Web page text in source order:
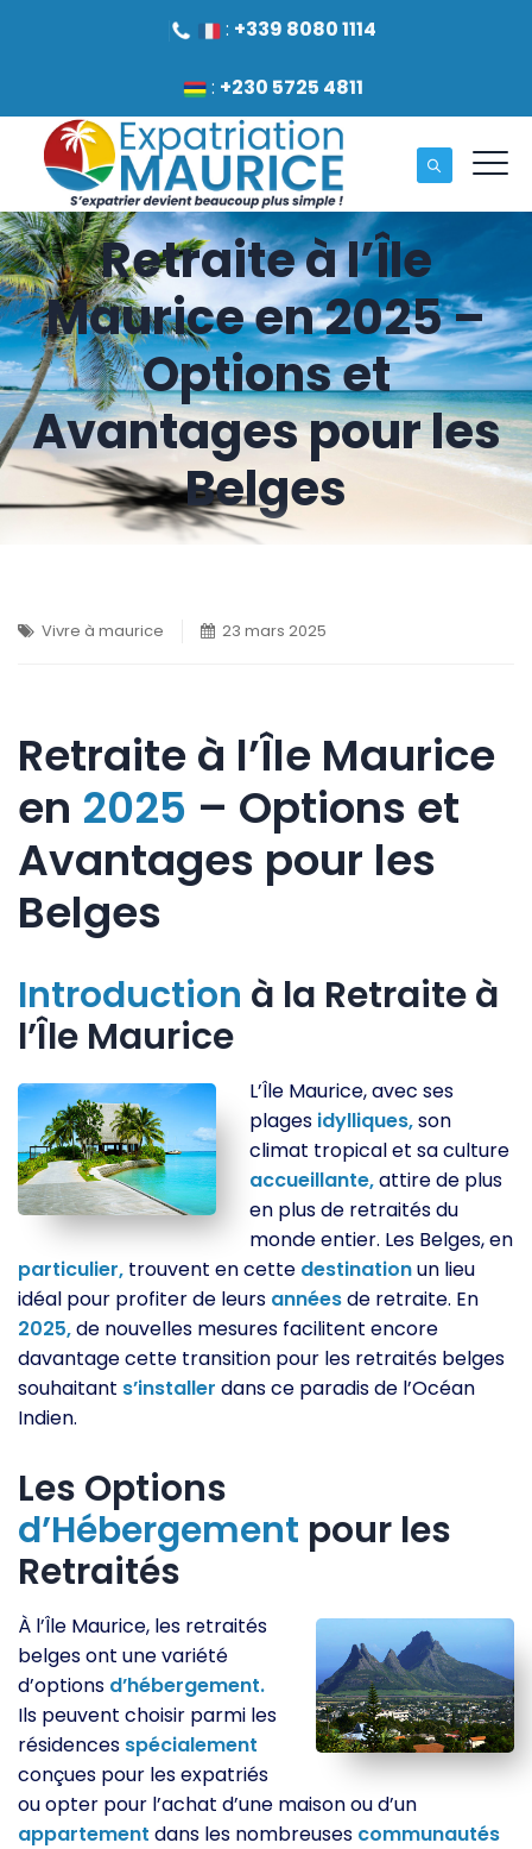
: +339 8080 1114
: +230 5725 4811
Retraite à l’Île
Maurice en 2025 –
Options et
Avantages pour les
Belges
Vivre à maurice 23 mars 2025
Retraite à l’Île Maurice
en 2025 – Options et
Avantages pour les
Belges
Introduction à la Retraite à
l’Île Maurice
L’Île Maurice, avec ses
plages idylliques,son
climat tropical et sa culture
accueillante,attire de plus
en plus de retraités du
monde entier. Les Belges, en
particulier, trouvent en cette destinationun lieu
idéal pour profiter de leurs annéesde retraite. En
2025,de nouvelles mesures facilitent encore
davantage cette transition pour les retraités belges
souhaitant s’installer dans ce paradis de l’Océan
Indien.
Les Options
d’Hébergement pour les
Retraités
À l’Île Maurice, les retraités
belges ont une variété
d’options d’hébergement.
Ils peuvent choisir parmi les
résidences spécialement
conçues pour les expatriés
ou opter pour l’achat d’une maison ou d’un
appartement dans les nombreuses communautés